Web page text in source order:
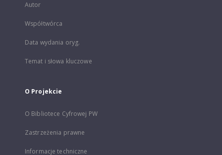
Autor
Współtwórca
Data wydania oryg.
Temat i słowa kluczowe
O Projekcie
O Bibliotece Cyfrowej PW
Zastrzeżenia prawne
Informacje techniczne